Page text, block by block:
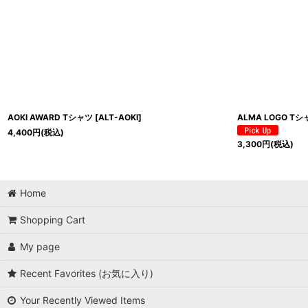
AOKI AWARD Tシャツ [ALT-AOKI]
4,400円(税込)
ALMA LOGO Tシ
3,300円(税込)
Home
Shopping Cart
My page
Recent Favorites (お気に入り)
Your Recently Viewed Items